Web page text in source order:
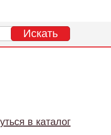
в каталог